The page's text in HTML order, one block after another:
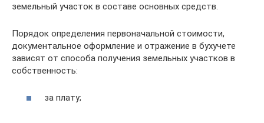
земельный участок в составе основных средств.
Порядок определения первоначальной стоимости,
документальное оформление и отражение в бухучете
зависят от способа получения земельных участков в
собственность:
за плату;